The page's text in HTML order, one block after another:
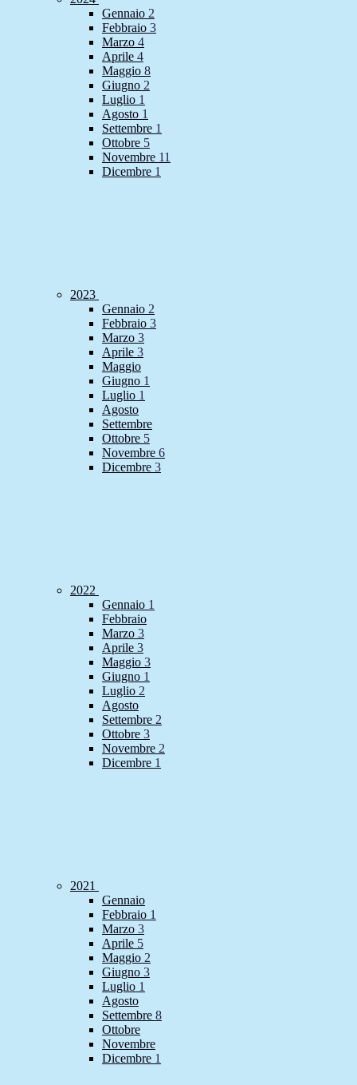
Gennaio 2
Febbraio 3
Marzo 4
Aprile 4
Maggio 8
Giugno 2
Luglio 1
Agosto 1
Settembre 1
Ottobre 5
Novembre 11
Dicembre 1
2023
Gennaio 2
Febbraio 3
Marzo 3
Aprile 3
Maggio
Giugno 1
Luglio 1
Agosto
Settembre
Ottobre 5
Novembre 6
Dicembre 3
2022
Gennaio 1
Febbraio
Marzo 3
Aprile 3
Maggio 3
Giugno 1
Luglio 2
Agosto
Settembre 2
Ottobre 3
Novembre 2
Dicembre 1
2021
Gennaio
Febbraio 1
Marzo 3
Aprile 5
Maggio 2
Giugno 3
Luglio 1
Agosto
Settembre 8
Ottobre
Novembre
Dicembre 1